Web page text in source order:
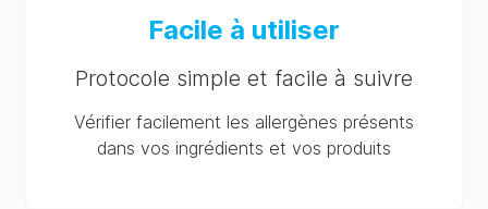
Facile à utiliser
Protocole simple et facile à suivre
Vérifier facilement les allergènes présents
dans vos ingrédients et vos produits